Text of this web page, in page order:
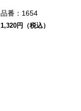
品番： 1654
1,320円（税込）